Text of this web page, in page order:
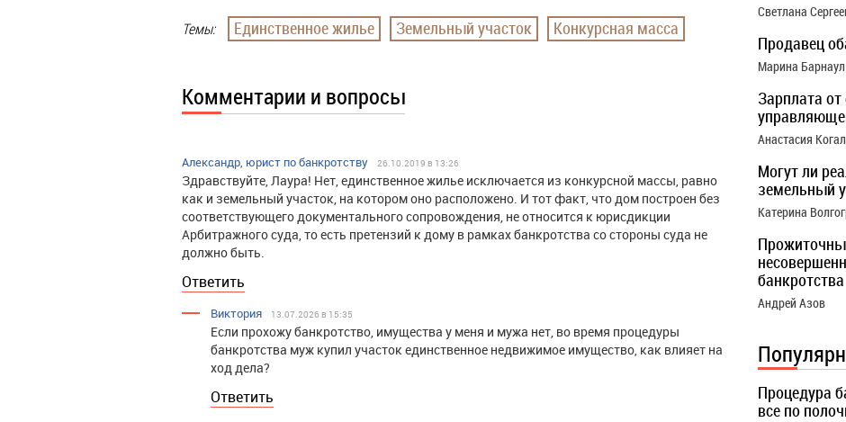
Темы: Единственное жилье Земельный участок Конкурсная масса
Комментарии и вопросы
Александр, юрист по банкротству 26.10.2019 в 13:26
Здравствуйте, Лаура! Нет, единственное жилье исключается из конкурсной массы, равно
как и земельный участок, на котором оно расположено. И тот факт, что дом построен без
соответствующего документального сопровождения, не относится к юрисдикции
Арбитражного суда, то есть претензий к дому в рамках банкротства со стороны суда не
должно быть.
Ответить
Виктория 13.07.2026 в 15:35
Если прохожу банкротство, имущества у меня и мужа нет, во время процедуры
банкротства муж купил участок единственное недвижимое имущество, как влияет на
ход дела?
Ответить
Светлана
Продавец
Марина Барнаул
Зарплата
Анастасия
Могут ли
земельный
Катерина
банкротства
Андрей Азов
Процедура
все по